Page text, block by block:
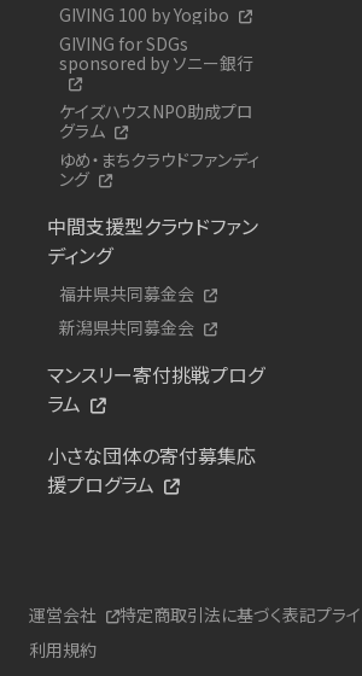
GIVING 100 by Yogibo
GIVING for SDGs
sponsored by ソニー銀行
ケイズハウスNPO助成プロ
グラム
ゆめ・まちクラウドファンディ
ング
中間支援型クラウドファン
ディング
福井県共同募金会
新潟県共同募金会
マンスリー寄付挑戦プログ
ラム
小さな団体の寄付募集応
援プログラム
運営会社 特定商取引法に基づく表記プラ
利用規約